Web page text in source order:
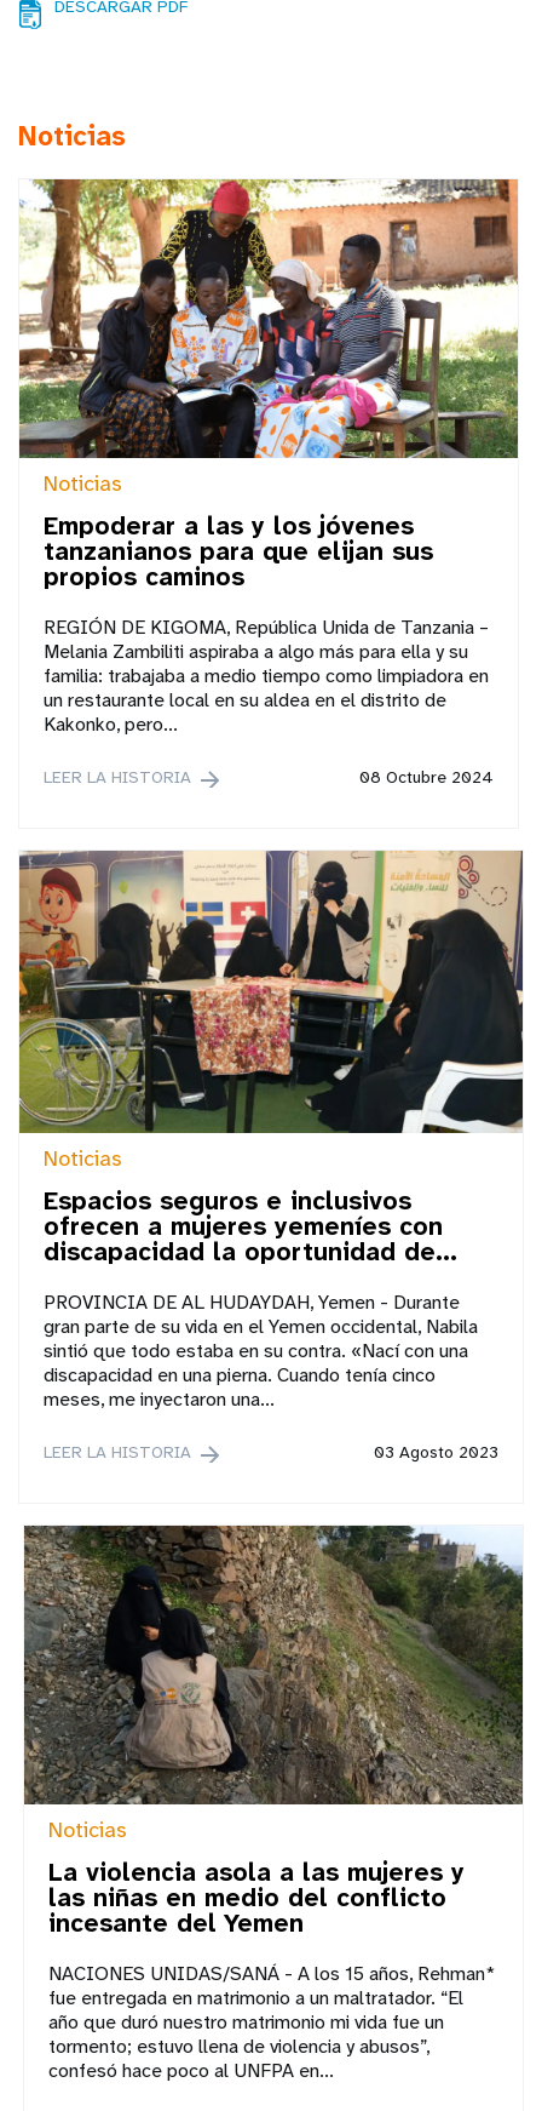
DESCARGAR PDF
Noticias
Noticias
Empoderar a las y los jóvenes
tanzanianos para que elijan sus
propios caminos
REGIÓN DE KIGOMA, República Unida de Tanzania –
Melania Zambiliti aspiraba a algo más para ella y su
familia: trabajaba a medio tiempo como limpiadora en
un restaurante local en su aldea en el distrito de
Kakonko, pero...
08 Octubre 2024
LEER LA HISTORIA
Noticias
Espacios seguros e inclusivos
ofrecen a mujeres yemeníes con
discapacidad la oportunidad de...
PROVINCIA DE AL HUDAYDAH, Yemen - Durante
gran parte de su vida en el Yemen occidental, Nabila
sintió que todo estaba en su contra. «Nací con una
discapacidad en una pierna. Cuando tenía cinco
meses, me inyectaron una...
03 Agosto 2023
LEER LA HISTORIA
Noticias
La violencia asola a las mujeres y
las niñas en medio del conflicto
incesante del Yemen
NACIONES UNIDAS/SANÁ - A los 15 años, Rehman*
fue entregada en matrimonio a un maltratador. “El
año que duró nuestro matrimonio mi vida fue un
tormento; estuvo llena de violencia y abusos”,
confesó hace poco al UNFPA en...